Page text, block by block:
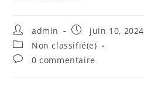
admin
juin 10, 2024
Non classifié(e)
0 commentaire